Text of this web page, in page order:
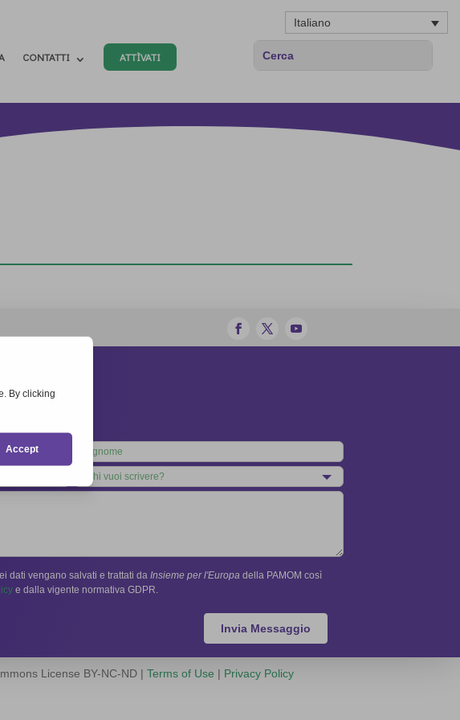
Italiano
CONTATTI ATTÌVATI
(Roma), Italia
dati vengano salvati e trattati daInsieme per l'Europa della PAMOM così
e dalla vigente normativa GDPR.
Invia Messaggio
License BY-NC-ND | Terms of Use | Privacy Policy